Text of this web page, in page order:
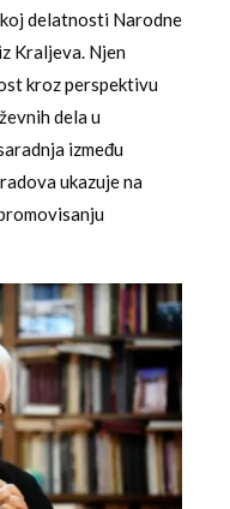
delatnosti Narodne
Kraljeva. Njen
kroz perspektivu
dela u
između
ukazuje na